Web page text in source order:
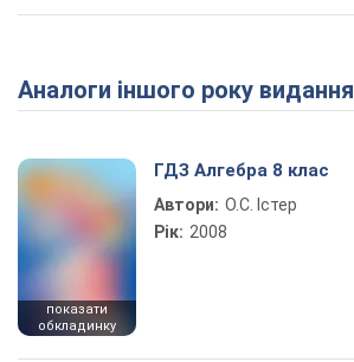
Аналоги іншого року видання
показати
обкладинку
ГДЗ Алгебра 8 клас
Автори: О.С. Істер
Рік: 2008